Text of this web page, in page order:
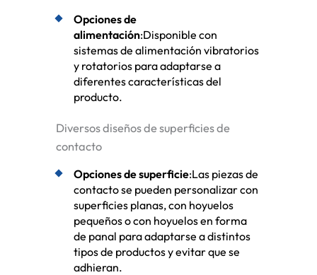
Opciones de
alimentación:Disponible con
sistemas de alimentación vibratorios
y rotatorios para adaptarse a
diferentes características del
producto.
Diversos diseños de superficies de
contacto
Opciones de superficie:Las piezas de
contacto se pueden personalizar con
superficies planas, con hoyuelos
pequeños o con hoyuelos en forma
de panal para adaptarse a distintos
tipos de productos y evitar que se
adhieran.